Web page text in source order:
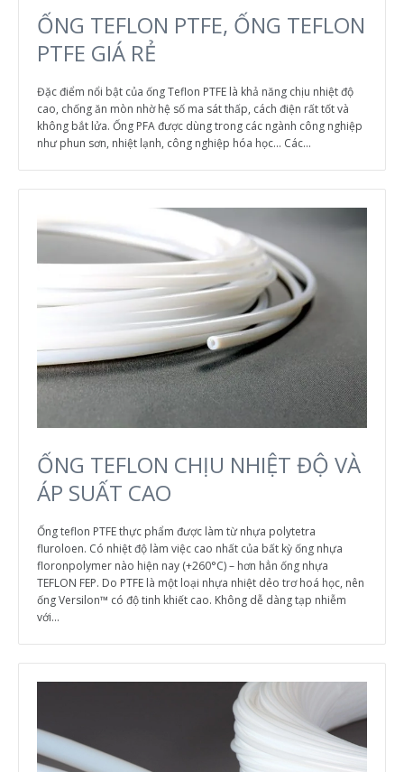
ỐNG TEFLON PTFE, ỐNG TEFLON
PTFE GIÁ RẺ
Đặc điểm nổi bật của ống Teflon PTFE là khả năng chịu nhiệt độ
cao, chống ăn mòn nhờ hệ số ma sát thấp, cách điện rất tốt và
không bắt lửa. Ống PFA được dùng trong các ngành công nghiệp
như phun sơn, nhiệt lạnh, công nghiệp hóa học... Các...
ỐNG TEFLON CHỊU NHIỆT ĐỘ VÀ
ÁP SUẤT CAO
Ống teflon PTFE thực phẩm được làm từ nhựa polytetra
fluroloen. Có nhiệt độ làm việc cao nhất của bất kỳ ống nhựa
floronpolymer nào hiện nay (+260°C) – hơn hẳn ống nhựa
TEFLON FEP. Do PTFE là một loại nhựa nhiệt dẻo trơ hoá học, nên
ống Versilon™ có độ tinh khiết cao. Không dễ dàng tạp nhiễm
với...